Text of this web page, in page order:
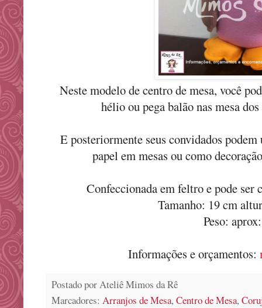
Neste modelo de centro de mesa, você
hélio ou pega balão nas mesa
E posteriormente seus convidados
papel em mesas ou como
Confeccionada em feltro e pode ser
Tamanho: 19 cm
Peso:
Informações e orçamentos:
Postado porAteliê Mimos da Rê
Marcadores: Arranjos de Mesa,Centro de Mesa,